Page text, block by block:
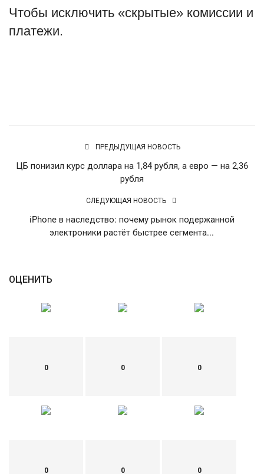
Авто
Русский
Чтобы исключить «скрытые» комиссии и
платежи.
ПРЕДЫДУЩАЯ НОВОСТЬ
ЦБ понизил курс доллара на 1,84 рубля, а евро — на 2,36
рубля
СЛЕДУЮЩАЯ НОВОСТЬ
iPhone в наследство: почему рынок подержанной
электроники растёт быстрее сегмента...
ОЦЕНИТЬ
0 0 0
0 0 0